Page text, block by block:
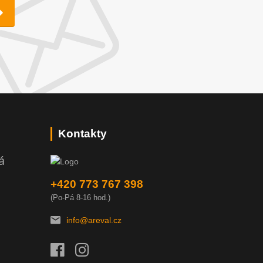
Kontakty
+420 773 767 398
(Po-Pá 8-16 hod.)
info@areval.cz